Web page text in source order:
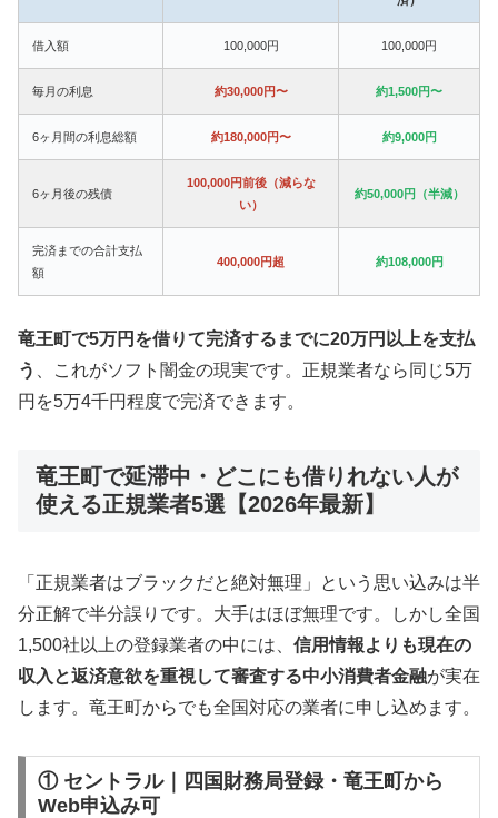
借入額 100,000円 100,000円
毎月の利息 約30,000円〜 約1,500円〜
6ヶ月間の利息総額 約180,000円〜 約9,000円
6ヶ月後の残債
100,000円前後（減らな
い）
約50,000円（半減）
完済までの合計支払
額
400,000円超 約108,000円
竜王町で5万円を借りて完済するまでに20万円以上を支払
う
、これがソフト闇金の現実です。正規業者なら同じ5万
円を5万4千円程度で完済できます。
竜王町で延滞中・どこにも借りれない人が
使える正規業者5選【2026年最新】
「正規業者はブラックだと絶対無理」という思い込みは半
分正解で半分誤りです。大手はほぼ無理です。しかし全国
1,500社以上の登録業者の中には、 信用情報よりも現在の
収入と返済意欲を重視して審査する中小消費者金融が実在
します。竜王町からでも全国対応の業者に申し込めます。
① セントラル｜四国財務局登録・竜王町から
Web申込み可